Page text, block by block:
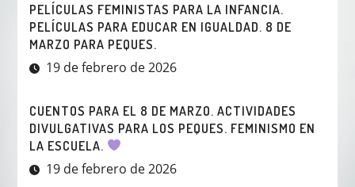
PELÍCULAS FEMINISTAS PARA LA INFANCIA.
PELÍCULAS PARA EDUCAR EN IGUALDAD. 8 DE
MARZO PARA PEQUES.
19 de febrero de 2026
CUENTOS PARA EL 8 DE MARZO. ACTIVIDADES
DIVULGATIVAS PARA LOS PEQUES. FEMINISMO EN
LA ESCUELA.
19 de febrero de 2026